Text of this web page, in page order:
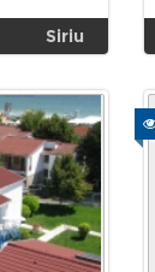
Siriu